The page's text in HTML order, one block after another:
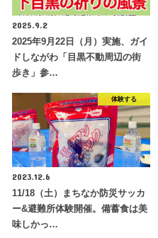
2025.9.2
2025年9月22日（月）実施、ガイ
ドしながわ「目黒不動周辺の街
歩き」参…
体験する
2023.12.6
11/18（土）まちなか防災サッカ
ー&避難所体験開催。備蓄食は美
味しかっ…